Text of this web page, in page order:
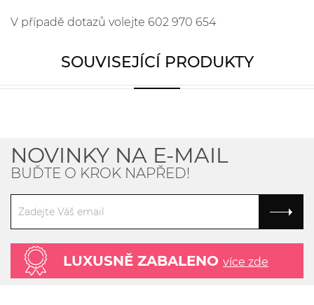
V případě dotazů volejte 602 970 654
SOUVISEJÍCÍ PRODUKTY
NOVINKY NA E-MAIL
BUĎTE O KROK NAPŘED!
LUXUSNĚ ZABALENO více zde